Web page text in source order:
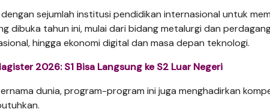
sejumlah institusi pendidikan internasional untuk
dibuka tahun ini, mulai dari bidang metalurgi dan
hingga ekonomi digital dan masa depan teknologi.
2026: S1 Bisa Langsung ke S2 Luar Negeri
dunia, program-program ini juga menghadirkan